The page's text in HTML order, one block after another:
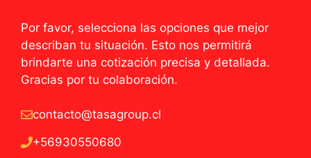
Por favor, selecciona las opciones que mejor
describan tu situación. Esto nos permitirá
brindarte una cotización precisa y detallada.
Gracias por tu colaboración.
contacto@tasagroup.cl
+56930550680